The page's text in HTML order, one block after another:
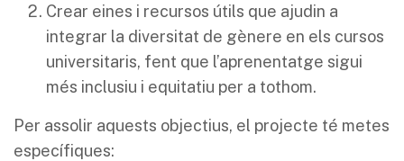
Crear eines i recursos útils que ajudin a
integrar la diversitat de gènere en els cursos
universitaris, fent que l’aprenentatge sigui
més inclusiu i equitatiu per a tothom.
Per assolir aquests objectius, el projecte té metes
específiques: